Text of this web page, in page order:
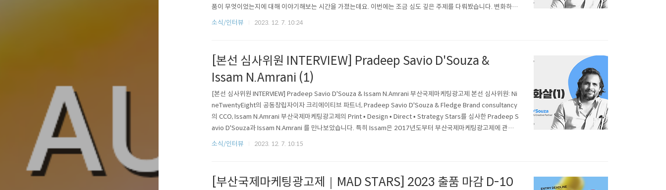
품이 무엇이었는지에 대해 이야기해보는 시간을 가졌는데요. 이번에는 조금 심도 깊은 주제를 다뤄봤습니다. 변화하는
크리에이티브 산업에 대한 그들의 관점과 성공을 위해 필요한 창조성은 무엇인지, 또한 앞으로 미래를 이끌어갈 영 크
소식/인터뷰 2023. 12. 7. 10:24
[본선 심사위원 INTERVIEW] Pradeep Savio D'Souza &
Issam N.Amrani (1)
[본선 심사위원 INTERVIEW] Pradeep Savio D'Souza & Issam N.Amrani 부산국제마케팅광고제 본선 심사위원: Ni
neTwentyEight의 공동창립자이자 크리에이티브 파트너, Pradeep Savio D'Souza & Fledge Brand consultancy
의 CCO, Issam N.Amrani 부산국제마케팅광고제의 Print • Design • Direct • Strategy Stars를 심사한 Pradeep S
avio D'Souza과 Issam N.Amrani 를 만나보았습니다. 특히 Issam은 2017년도부터 부산국제마케팅광고제에 관심
을 가지고 있었지만, 실제로 참여하는 것은 처음이라고 하는데요. 그는 부산국제마케팅광고제 첫 참여 소감을 “부산국
소식/인터뷰 2023. 12. 7. 10:15
[부산국제마케팅광고제｜MAD STARS] 2023 출품 마감 D-10